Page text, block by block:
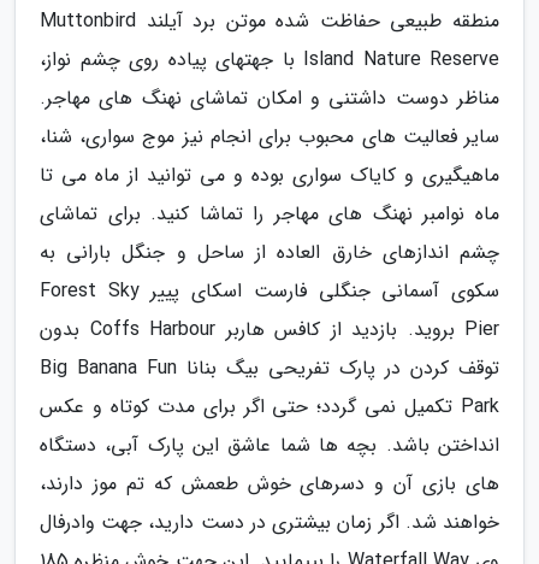
منطقه طبیعی حفاظت شده موتن برد آیلند Muttonbird
Island Nature Reserve با جهتهای پیاده روی چشم نواز،
مناظر دوست داشتنی و امکان تماشای نهنگ های مهاجر.
سایر فعالیت های محبوب برای انجام نیز موج سواری، شنا،
ماهیگیری و کایاک سواری بوده و می توانید از ماه می تا
ماه نوامبر نهنگ های مهاجر را تماشا کنید. برای تماشای
چشم اندازهای خارق العاده از ساحل و جنگل بارانی به
سکوی آسمانی جنگلی فارست اسکای پییر Forest Sky
Pier بروید. بازدید از کافس هاربر Coffs Harbour بدون
توقف کردن در پارک تفریحی بیگ بنانا Big Banana Fun
Park تکمیل نمی گردد؛ حتی اگر برای مدت کوتاه و عکس
انداختن باشد. بچه ها شما عاشق این پارک آبی، دستگاه
های بازی آن و دسرهای خوش طعمش که تم موز دارند،
خواهند شد. اگر زمان بیشتری در دست دارید، جهت وادرفال